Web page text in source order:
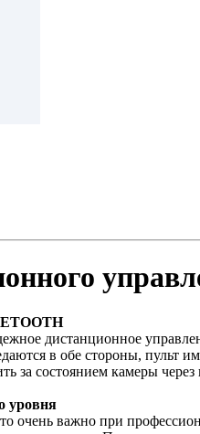
дистанционное
в обе стороны, пульт
за состоянием камеры
уровня
очень важно при